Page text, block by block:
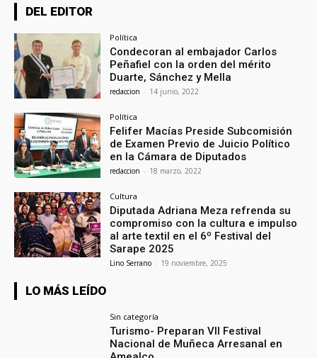
DEL EDITOR
Política
Condecoran al embajador Carlos
Peñafiel con la orden del mérito
Duarte, Sánchez y Mella
redaccion - 14 junio, 2022
Política
Felifer Macías Preside Subcomisión
de Examen Previo de Juicio Político
en la Cámara de Diputados
redaccion - 18 marzo, 2022
Cultura
Diputada Adriana Meza refrenda su
compromiso con la cultura e impulso
al arte textil en el 6º Festival del
Sarape 2025
Lino Serrano - 19 noviembre, 2025
LO MÁS LEÍDO
Sin categoría
Turismo- Preparan VII Festival
Nacional de Muñeca Arresanal en